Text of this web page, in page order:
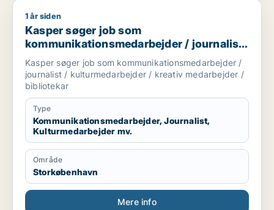
Kasper søger job som kommunikationsmedarbejder /
1 år siden
Kasper søger job som
kommunikationsmedarbejder / journalist
/ kulturmedarbejder / kreativ medarbejder
/ bibliotekar
Kasper søger job som kommunikationsmedarbejder /
journalist / kulturmedarbejder / kreativ medarbejder /
bibliotekar
Type
Kommunikationsmedarbejder, Journalist,
Kulturmedarbejder mv.
Område
Storkøbenhavn
Mere info